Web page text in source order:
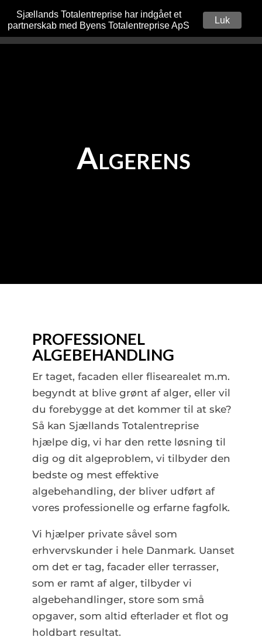
a
Algerens
PROFESSIONEL
ALGEBEHANDLING
Er taget, facaden eller flisearealet m.m.
begyndt at blive grønt af alger, eller vil
du forebygge at det kommer til at ske?
Så kan Sjællands Totalentreprise
hjælpe dig, vi har den rette løsning til
dig og dit algeproblem, vi tilbyder den
bedste og mest effektive
algebehandling, der bliver udført af
vores professionelle og erfarne fagfolk.
Vi hjælper private såvel som
erhvervskunder i hele Danmark. Uanset
om det er tag, facader eller terrasser,
som er ramt af alger, tilbyder vi
algebehandlinger, store som små
opgaver, som altid efterlader et flot og
holdbart resultat.
Sjællands Totalentreprise har indgået et
partnerskab med Byens Totalentreprise ApS
Luk